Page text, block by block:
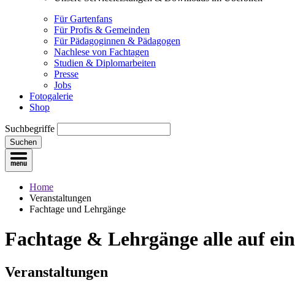
Für Gartenfans
Für Profis & Gemeinden
Für Pädagoginnen & Pädagogen
Nachlese von Fachtagen
Studien & Diplomarbeiten
Presse
Jobs
Fotogalerie
Shop
Suchbegriffe
Suchen
Home
Veranstaltungen
Fachtage und Lehrgänge
Fachtage & Lehrgänge alle auf
Veranstaltungen